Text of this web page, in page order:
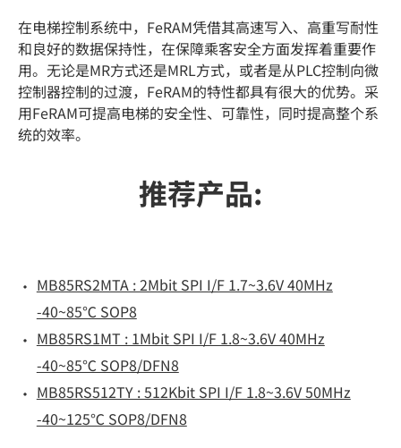
在电梯控制系统中，FeRAM凭借其高速写入、高重写耐性
和良好的数据保持性，在保障乘客安全方面发挥着重要作
用。无论是MR方式还是MRL方式，或者是从PLC控制向微
控制器控制的过渡，FeRAM的特性都具有很大的优势。采
用FeRAM可提高电梯的安全性、可靠性，同时提高整个系
统的效率。
推荐产品:
MB85RS2MTA : 2Mbit SPI I/F 1.7~3.6V 40MHz
-40~85℃ SOP8
MB85RS1MT : 1Mbit SPI I/F 1.8~3.6V 40MHz
-40~85℃ SOP8/DFN8
MB85RS512TY : 512Kbit SPI I/F 1.8~3.6V 50MHz
-40~125℃ SOP8/DFN8